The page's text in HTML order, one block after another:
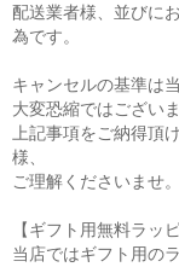
配送業者様、並びに
為です。
キャンセルの基準は
大変恐縮ではございま
上記事項をご納得頂
様、
ご理解くださいませ
【ギフト用無料ラッ
当店ではギフト用の